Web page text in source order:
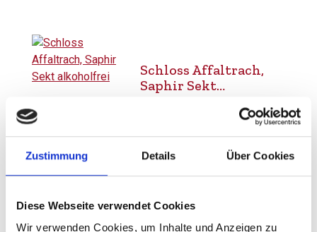
Zustimmung Details Über Cookies
Diese Webseite verwendet Cookies
Wir verwenden Cookies, um Inhalte und Anzeigen zu
Produktgalerie überspringen
Schloss Affaltrach,
Saphir Sekt
Durchschnittliche Bewertung von 5
Inhalt:0,75 Liter
6,45 €